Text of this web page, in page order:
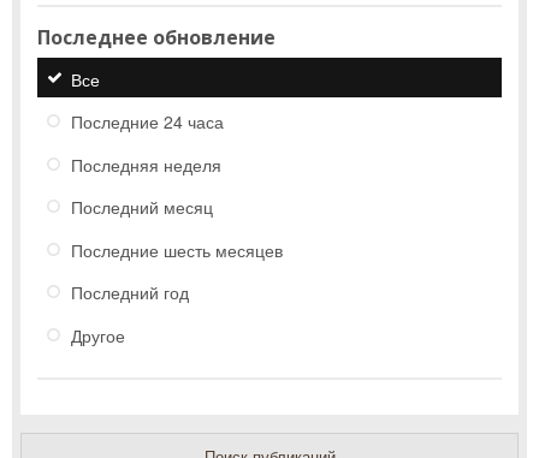
Последнее обновление
Все
Последние 24 часа
Последняя неделя
Последний месяц
Последние шесть месяцев
Последний год
Другое